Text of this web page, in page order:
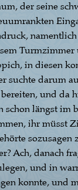
der seine
Turmzimmer
in diesen
suchte darum
und da
längst im
ihr müsst
Ach, danach
und in
konnte, und